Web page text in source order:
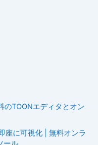
のTOONエディタとオン
座に可視化 | 無料オンラ